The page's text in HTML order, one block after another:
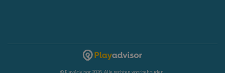
© PlayAdvisor 2026. Alle rechten voorbehouden.